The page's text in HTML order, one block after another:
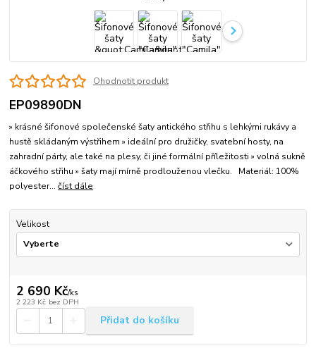
Ohodnotit produkt
EP09890DN
» krásné šifonové společenské šaty antického střihu s lehkými rukávy a
hustě skládaným výstřihem » ideální pro družičky, svatební hosty, na
zahradní párty, ale také na plesy, či jiné formální příležitosti » volná sukně
áčkového střihu » šaty mají mírně prodlouženou vlečku. Materiál: 100%
polyester...číst dále
Velikost
2 690 Kč/ks
2 223 Kč bez DPH
Přidat do košíku